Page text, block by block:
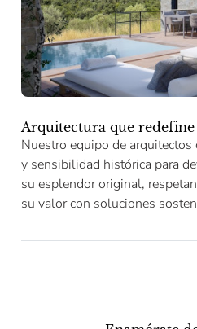
Arquitectura que
Nuestro equipo de
y sensibilidad histórica para
su esplendor original,
su valor con soluciones